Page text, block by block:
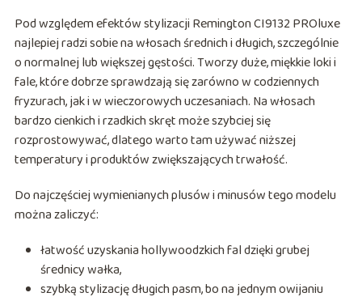
Pod względem efektów stylizacji Remington CI9132 PROluxe
najlepiej radzi sobie na włosach średnich i długich, szczególnie
o normalnej lub większej gęstości. Tworzy duże, miękkie loki i
fale, które dobrze sprawdzają się zarówno w codziennych
fryzurach, jak i w wieczorowych uczesaniach. Na włosach
bardzo cienkich i rzadkich skręt może szybciej się
rozprostowywać, dlatego warto tam używać niższej
temperatury i produktów zwiększających trwałość.
Do najczęściej wymienianych plusów i minusów tego modelu
można zaliczyć:
łatwość uzyskania hollywoodzkich fal dzięki grubej
średnicy wałka,
szybką stylizację długich pasm, bo na jednym owijaniu